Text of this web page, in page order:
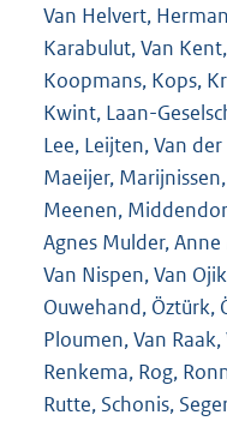
Van Helvert,
Karabulut, Van
Koopmans, Kops,
Kwint, Laan-
Lee, Leijten, Van
Maeijer,
Meenen,
Agnes Mulder,
Van Nispen, Van
Ouwehand, Öztürk,
Ploumen, Van
Renkema, Rog,
Rutte, Schonis,